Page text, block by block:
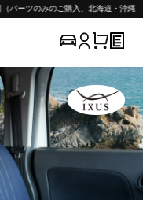
のご購入、北海道・沖縄 除く）